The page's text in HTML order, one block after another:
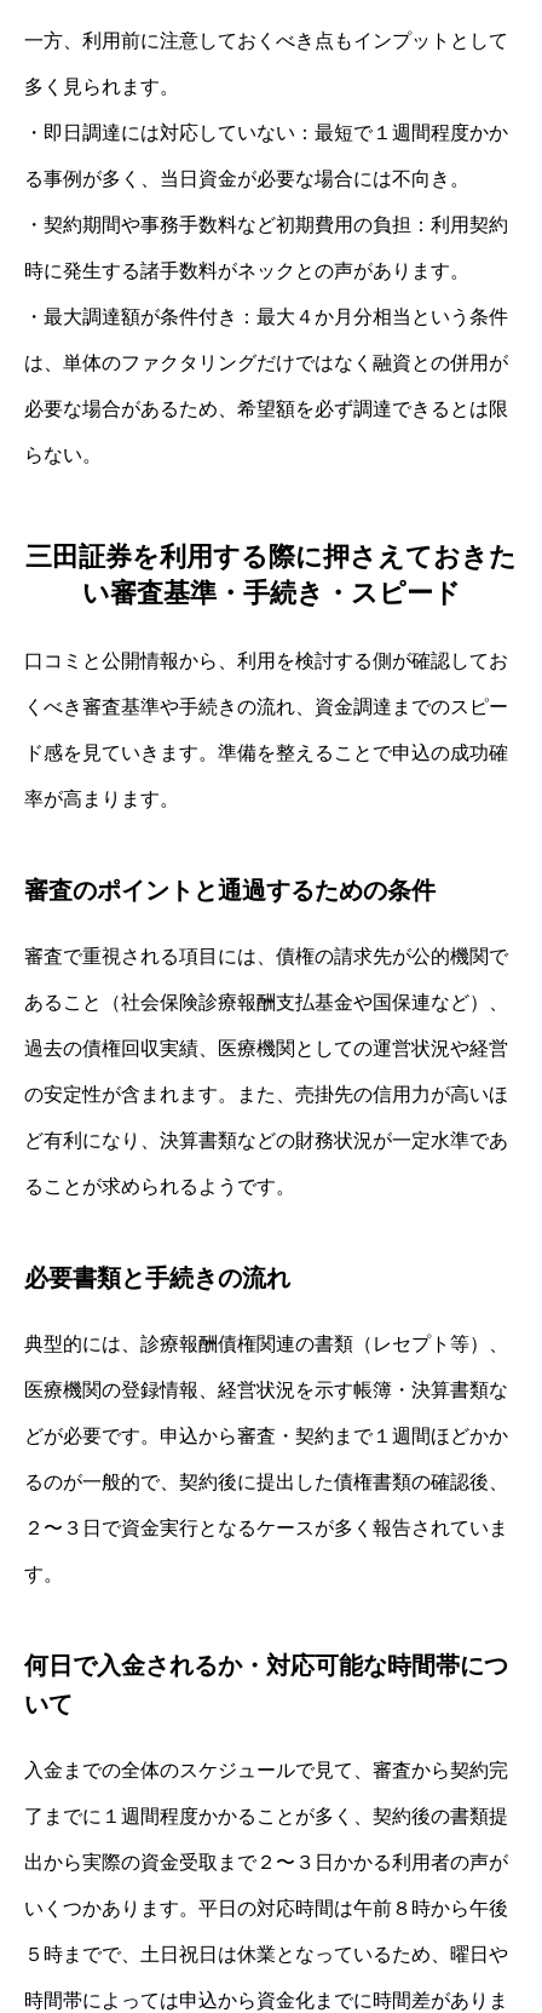
一方、利用前に注意しておくべき点もインプットとして
多く見られます。
・即日調達には対応していない：最短で１週間程度かか
る事例が多く、当日資金が必要な場合には不向き。
・契約期間や事務手数料など初期費用の負担：利用契約
時に発生する諸手数料がネックとの声があります。
・最大調達額が条件付き：最大４か月分相当という条件
は、単体のファクタリングだけではなく融資との併用が
必要な場合があるため、希望額を必ず調達できるとは限
らない。
三田証券を利用する際に押さえておきた
い審査基準・手続き・スピード
口コミと公開情報から、利用を検討する側が確認してお
くべき審査基準や手続きの流れ、資金調達までのスピー
ド感を見ていきます。準備を整えることで申込の成功確
率が高まります。
審査のポイントと通過するための条件
審査で重視される項目には、債権の請求先が公的機関で
あること（社会保険診療報酬支払基金や国保連など）、
過去の債権回収実績、医療機関としての運営状況や経営
の安定性が含まれます。また、売掛先の信用力が高いほ
ど有利になり、決算書類などの財務状況が一定水準であ
ることが求められるようです。
必要書類と手続きの流れ
典型的には、診療報酬債権関連の書類（レセプト等）、
医療機関の登録情報、経営状況を示す帳簿・決算書類な
どが必要です。申込から審査・契約まで１週間ほどかか
るのが一般的で、契約後に提出した債権書類の確認後、
２〜３日で資金実行となるケースが多く報告されていま
す。
何日で入金されるか・対応可能な時間帯につ
いて
入金までの全体のスケジュールで見て、審査から契約完
了までに１週間程度かかることが多く、契約後の書類提
出から実際の資金受取まで２〜３日かかる利用者の声が
いくつかあります。平日の対応時間は午前８時から午後
５時までで、土日祝日は休業となっているため、曜日や
時間帯によっては申込から資金化までに時間差がありま